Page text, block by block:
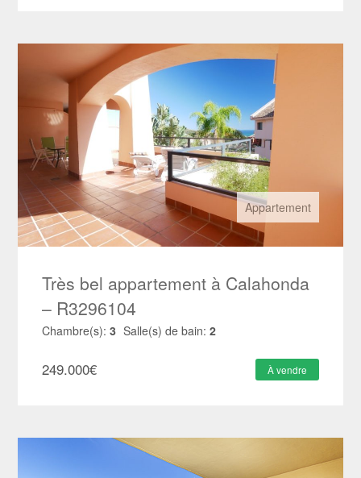
Appartement
Très bel appartement à Calahonda
– R3296104
Chambre(s): 3 Salle(s) de bain: 2
249.000€ À vendre